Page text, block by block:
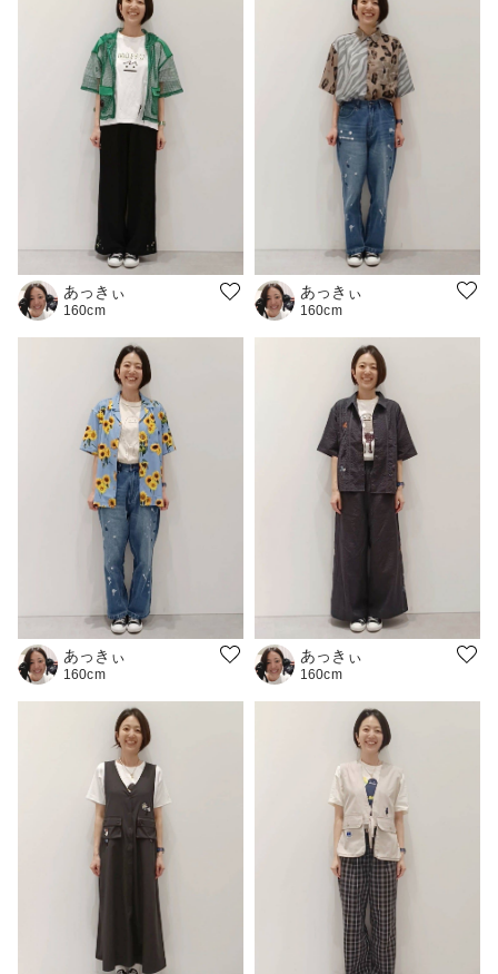
あっきぃ
160cm
あっきぃ
160cm
あっきぃ
160cm
あっきぃ
160cm